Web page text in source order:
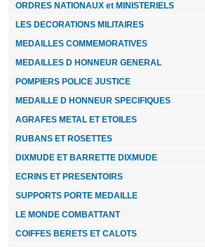
ORDRES NATIONAUX et MINISTERIELS
LES DECORATIONS MILITAIRES
MEDAILLES COMMEMORATIVES
MEDAILLES D HONNEUR GENERAL
POMPIERS POLICE JUSTICE
MEDAILLE D HONNEUR SPECIFIQUES
AGRAFES METAL ET ETOILES
RUBANS ET ROSETTES
DIXMUDE ET BARRETTE DIXMUDE
ECRINS ET PRESENTOIRS
SUPPORTS PORTE MEDAILLE
LE MONDE COMBATTANT
COIFFES BERETS ET CALOTS
69.00 €
médaille (non inclus)
ROSETTE ORDRE NATIONAL DU MERITE
commandeur
Médaille régionale départementale et communale 30
75.00 €